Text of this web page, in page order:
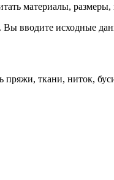
материалы,
вводите исходные
пряжи, ткани, ниток,